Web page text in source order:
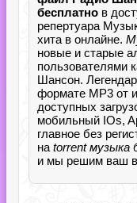
бесплатно в
репертуара
хита в онлайне.
новые и старые
пользователями
Шансон.
формате MP3 от
доступных
мобильный IOs,
главное без
на torrent музыка
и мы решим ваш